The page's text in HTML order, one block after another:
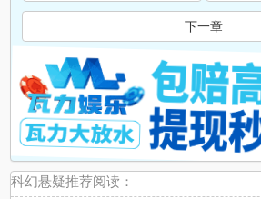
下一章
科幻悬疑推荐阅读：